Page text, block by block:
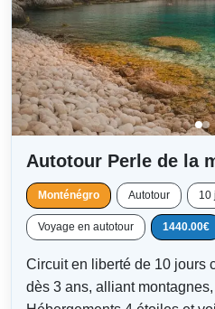
Autotour Perle de la
Monténégro Autotour 10
Voyage en autotour 1440.00€
Circuit en liberté de 10 jours
dès 3 ans, alliant